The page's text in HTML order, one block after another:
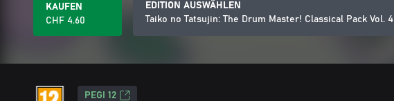
KAUFEN
CHF 4.60
EDITION AUSWÄHLEN
Taiko no Tatsujin: The Drum Master! Classical Pack Vol. 4
PEGI 12